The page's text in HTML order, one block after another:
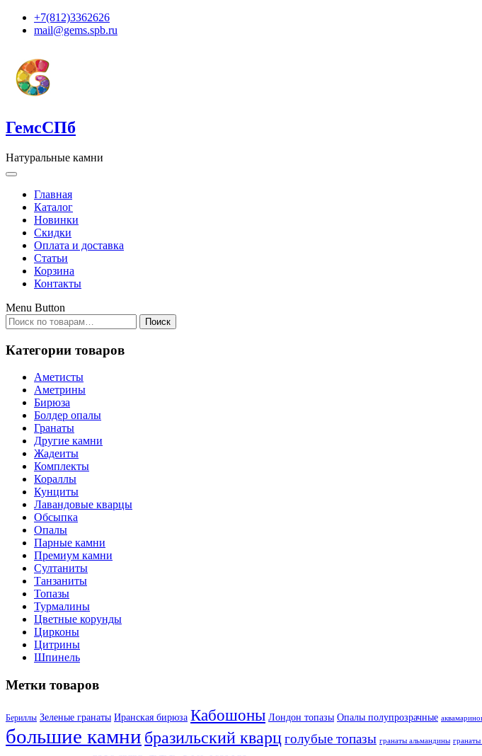
+7(812)3362626
mail@gems.spb.ru
ГемсСПб
Натуральные камни
Главная
Каталог
Новинки
Скидки
Оплата и доставка
Статьи
Корзина
Контакты
Menu Button
Искать:
Поиск
Категории товаров
Аметисты
Аметрины
Бирюза
Болдер опалы
Гранаты
Другие камни
Жадеиты
Комплекты
Кораллы
Кунциты
Лавандовые кварцы
Обсыпка
Опалы
Парные камни
Премиум камни
Султаниты
Танзаниты
Топазы
Турмалины
Цветные корунды
Цирконы
Цитрины
Шпинель
Метки товаров
Бериллы Зеленые гранаты Иранская бирюза Кабошоны Лондон топазы Опалы полупрозрачные
большие камни бразильский кварцголубые топазы гранаты альмандины